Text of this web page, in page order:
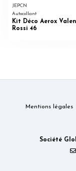
JEPCN
Autocollant
Kit Déco Aerox
Rossi 46
Mentions légales
Société